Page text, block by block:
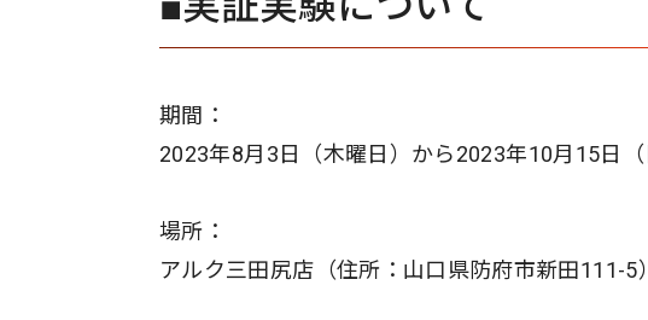
期間：
2023年8月3日（木曜日）から2023年10月15日
場所：
アルク三田尻店（住所：山口県防府市新田111-5）